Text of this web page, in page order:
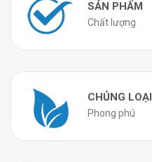
SẢN PHẨM
Chất lượng
CHỦNG LOẠI
Phong phú